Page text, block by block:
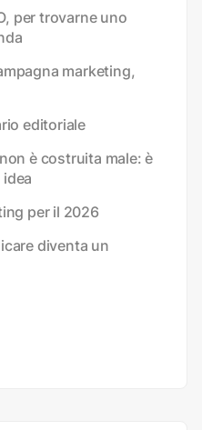
per trovarne uno
marketing,
editoriale
è costruita male: è
per il 2026
diventa un